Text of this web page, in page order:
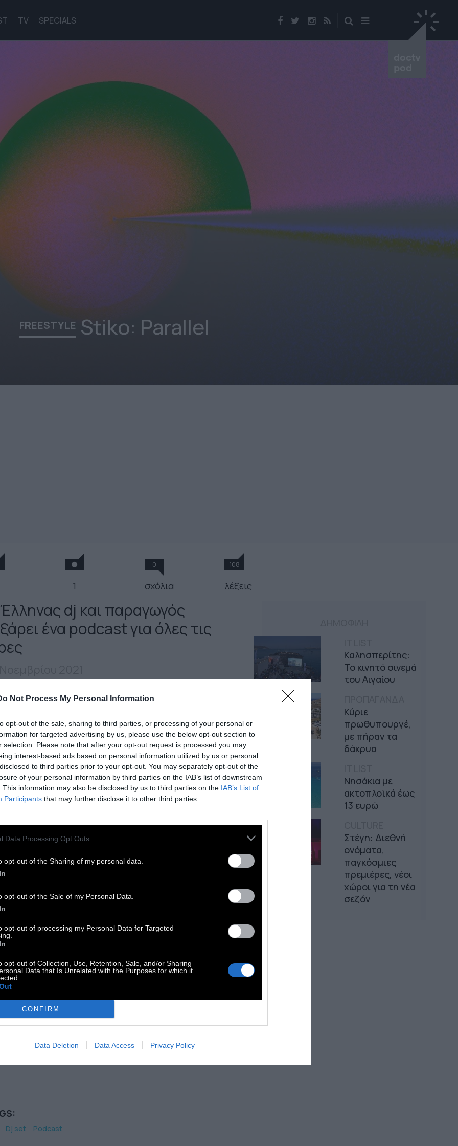
Not Process My Personal Information
opt-out of the sale, sharing to third parties, or processing of your personal or
for targeted advertising by us, please use the below opt-out section to
selection. Please note that after your opt-out request is processed you may
interest-based ads based on personal information utilized by us or personal
to third parties prior to your opt-out. You may separately opt-out of the
of your personal information by third parties on the IAB’s list of downstream
This information may also be disclosed by us to third parties on the IAB’s List of
Participants that may further disclose it to other third parties.
Data Processing Opt Outs
opt-out of the Sharing of my personal data.
opt-out of the Sale of my Personal Data.
opt-out of processing my Personal Data for Targeted
opt-out of Collection, Use, Retention, Sale, and/or Sharing
Data that Is Unrelated with the Purposes for which it
CONFIRM
Data Deletion Data Access Privacy Policy
TV SPECIALS
FREESTYLE Stiko: Parallel
1
0
σχόλια
108
λέξεις
Καλησπερίτης:
Το κινητό σινεμά
του Αιγαίου
Κύριε
πρωθυπουργέ,
με πήραν τα
δάκρυα
Νησάκια με
ακτοπλοϊκά έως
13 ευρώ
Στέγη: Διεθνή
ονόματα,
παγκόσμιες
πρεμιέρες, νέοι
χώροι για τη νέα
σεζόν
dj και παραγωγός
ένα podcast για όλες τις
από το 2016, έχει κυκλοφορήσει 3 album, 3
singles και συνεργασίες ενώ έχει
σε labels, όπως: StillMuzik, Shango rec,
Hop rec. Ως dj έχει συνοδεύσει καταξιωμένους
on Wax, K&D, Aparat, Panda Dub,
στην Ελλάδα αλλά και σε events-
στο εξωτερικό (Le Mellotron – Παρίσι, Arena
MITM fest Βουλγαρία, 420 fest –
ADD fest – Αθήνα. Είναι resident στα
Six dogs και Grow bar. Μπορείτε να
Dj set Podcast